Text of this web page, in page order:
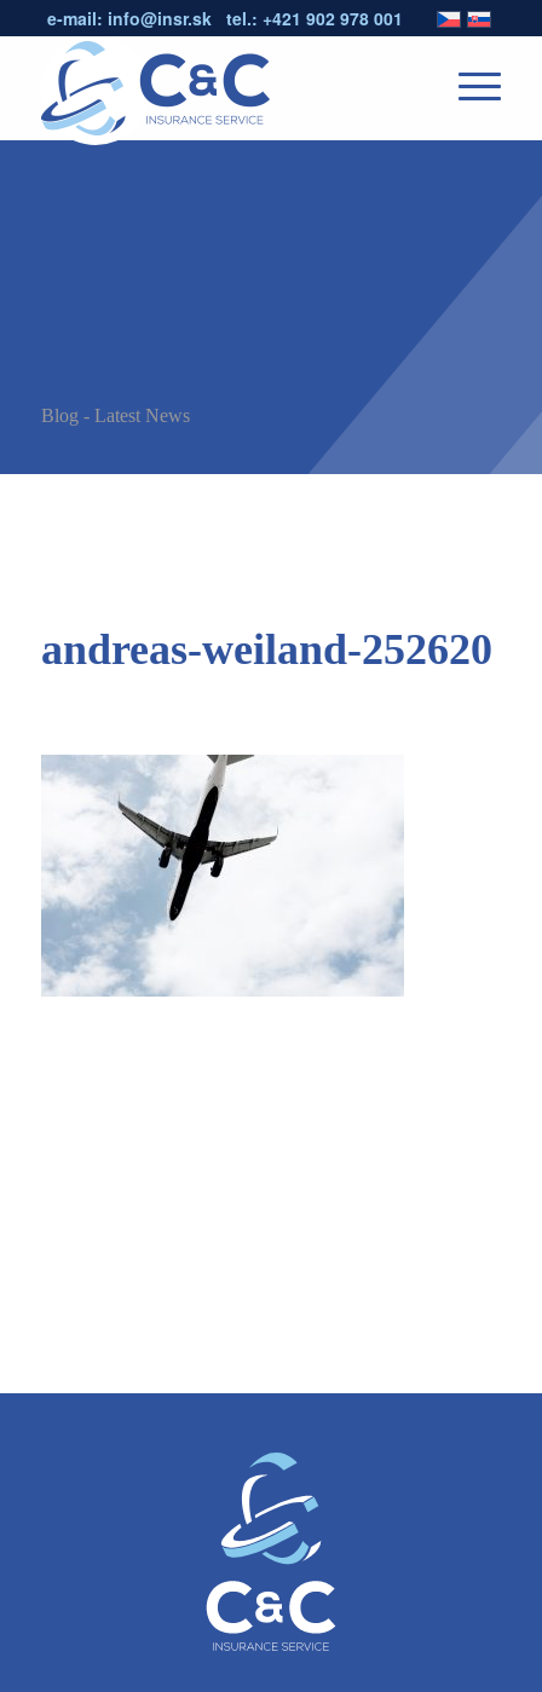
e-mail: info@insr.sktel.: +421 902 978 001
Blog - Latest News
andreas-weiland-252620